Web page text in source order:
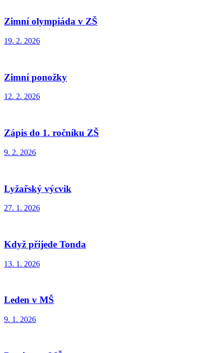
Zimní olympiáda v ZŠ
19. 2. 2026
Zimní ponožky
12. 2. 2026
Zápis do 1. ročníku ZŠ
9. 2. 2026
Lyžařský výcvik
27. 1. 2026
Když přijede Tonda
13. 1. 2026
Leden v MŠ
9. 1. 2026